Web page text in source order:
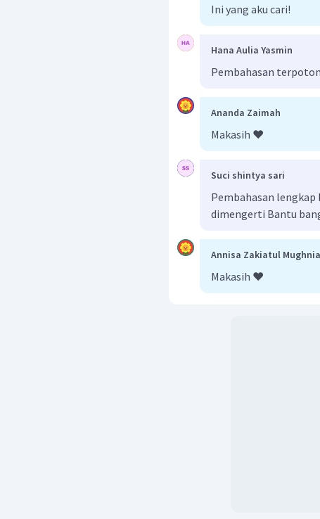
Ini yang aku cari!
Hana Aulia Yasmin
Pembahasan
Ananda Zaimah
Makasih ❤️
Suci shintya sari
Pembahasan lengkap
dimengerti Bantu
Annisa Zakiatul
Makasih ❤️